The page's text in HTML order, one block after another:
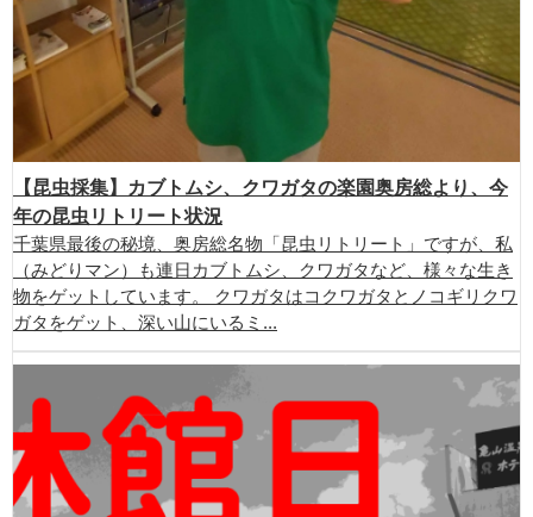
【昆虫採集】カブトムシ、クワガタの楽園奥房総より、今
年の昆虫リトリート状況
千葉県最後の秘境、奥房総名物「昆虫リトリート」ですが、私
（みどりマン）も連日カブトムシ、クワガタなど、様々な生き
物をゲットしています。 クワガタはコクワガタとノコギリクワ
ガタをゲット、深い山にいるミ...